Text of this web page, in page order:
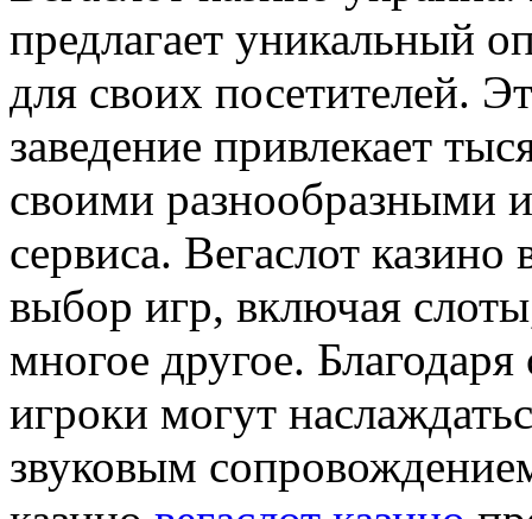
предлагает уникальный
для своих посетителей.
заведение привлекает
своими разнообразными
сервиса. Вегаслот
выбор игр, включая
многое другое.
игроки могут
звуковым